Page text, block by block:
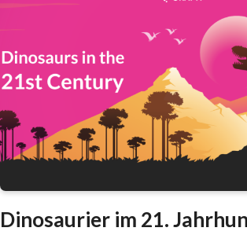
Dinosaurier im 21.